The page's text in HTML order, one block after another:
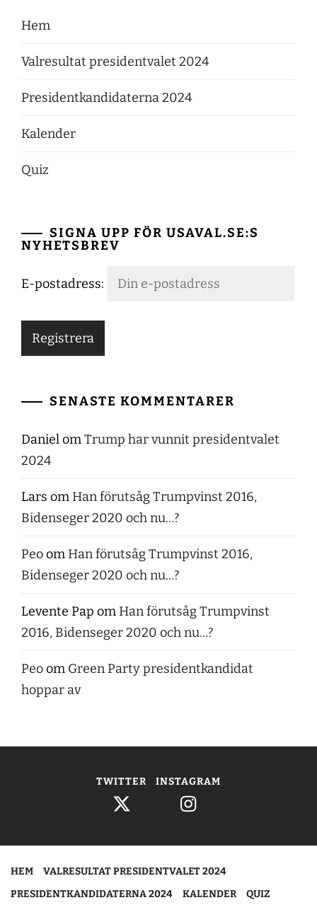
Hem
Valresultat presidentvalet 2024
Presidentkandidaterna 2024
Kalender
Quiz
SIGNA UPP FÖR USAVAL.SE:S
NYHETSBREV
E-postadress:
SENASTE KOMMENTARER
DanielomTrump har vunnit presidentvalet
2024
Lars om Han förutsåg Trumpvinst 2016,
Bidenseger 2020 och nu…?
Peoom Han förutsåg Trumpvinst 2016,
Bidenseger 2020 och nu…?
Levente Pap om Han förutsåg Trumpvinst
2016, Bidenseger 2020 och nu…?
Peoom Green Party presidentkandidat
hoppar av
TWITTER INSTAGRAM
HEM
VALRESULTAT PRESIDENTVALET 2024
PRESIDENTKANDIDATERNA 2024
KALENDER QUIZ